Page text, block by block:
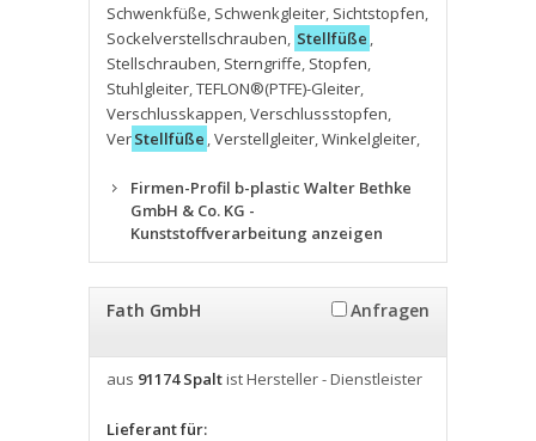
Schwenkfüße, Schwenkgleiter, Sichtstopfen,
Sockelverstellschrauben, Stellfüße ,
Stellschrauben, Sterngriffe, Stopfen,
Stuhlgleiter,TEFLON®(PTFE)-Gleiter,
Verschlusskappen,Verschlussstopfen,
VerStellfüße ,Verstellgleiter,Winkelgleiter,
Firmen-Profil b-plastic Walter Bethke
GmbH & Co. KG -
Kunststoffverarbeitung anzeigen
Fath GmbH Anfragen
aus 91174 Spaltist Hersteller - Dienstleister
Lieferant für: